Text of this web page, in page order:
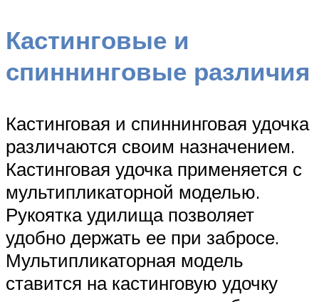
Кастинговые и
спиннинговые различия
Кастинговая и спиннинговая удочка
различаются своим назначением.
Кастинговая удочка применяется с
мультипликаторной моделью.
Рукоятка удилища позволяет
удобно держать ее при забросе.
Мультипликаторная модель
ставится на кастинговую удочку